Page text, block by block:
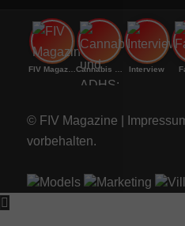
FIV Magazine Cannabis und ADHS: Interview
© FIV Magazine |
vorbehalten.
Models Marketing